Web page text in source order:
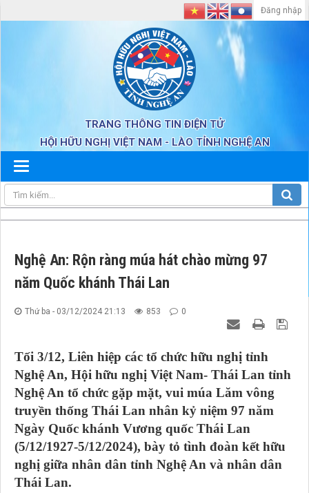
TRANG THÔNG TIN ĐIỆN TỬ
HỘI HỮU NGHỊ VIỆT NAM - LÀO TỈNH NGHỆ AN
Đăng nhập
Nghệ An: Rộn ràng múa hát chào mừng 97
năm Quốc khánh Thái Lan
Thứ ba - 03/12/2024 21:13 853 0
Tối 3/12, Liên hiệp các tổ chức hữu nghị tỉnh
Nghệ An, Hội hữu nghị Việt Nam- Thái Lan tỉnh
Nghệ An tổ chức gặp mặt, vui múa Lăm vông
truyền thống Thái Lan nhân kỷ niệm 97 năm
Ngày Quốc khánh Vương quốc Thái Lan
(5/12/1927-5/12/2024), bày tỏ tình đoàn kết hữu
nghị giữa nhân dân tỉnh Nghệ An và nhân dân
Thái Lan.